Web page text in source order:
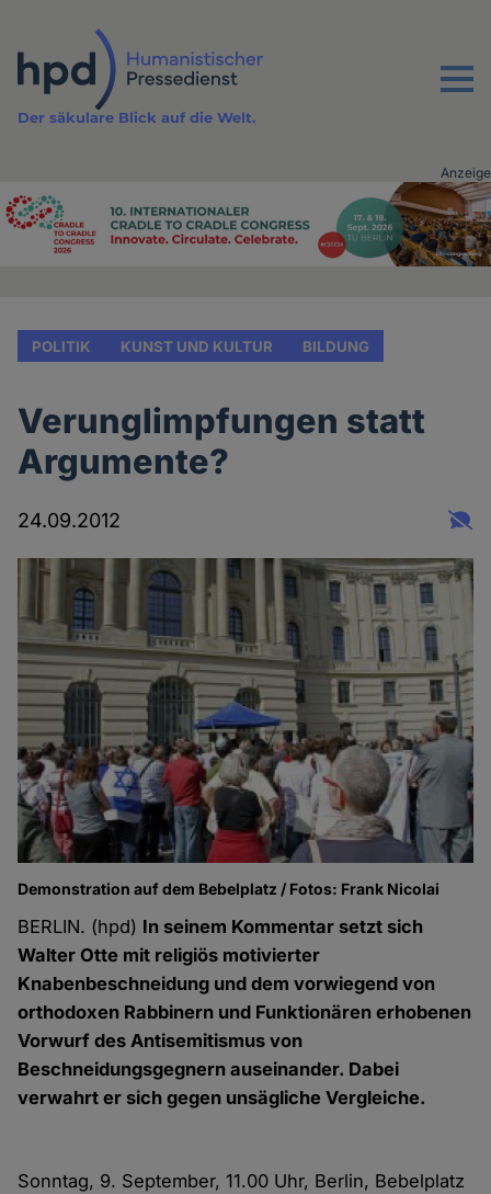
Inhalt
Menu
Der säkulare Blick auf die Welt.
Advertising
Anzeige
POLITIK KUNST UND KULTUR BILDUNG
Verunglimpfungen statt
Argumente?
24.09.2012
Demonstration auf dem Bebelplatz / Fotos: Frank Nicolai
BERLIN. (hpd) In seinem Kommentar setzt sich
Walter Otte mit religiös motivierter
Knabenbeschneidung und dem vorwiegend von
orthodoxen Rabbinern und Funktionären erhobenen
Vorwurf des Antisemitismus von
Beschneidungsgegnern auseinander. Dabei
verwahrt er sich gegen unsägliche Vergleiche.
Sonntag, 9. September, 11.00 Uhr, Berlin, Bebelplatz